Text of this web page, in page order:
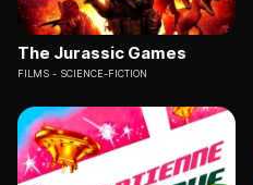
The Jurassic Games
FILMS SCIENCE-FICTION